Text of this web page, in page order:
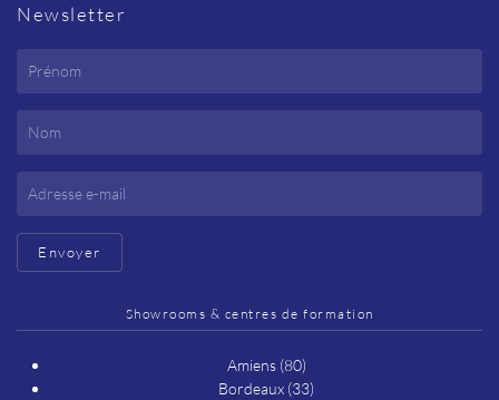
Newsletter
Envoyer
Showrooms & centres de formation
Amiens (80)
Bordeaux (33)